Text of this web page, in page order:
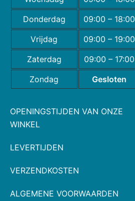
Donderdag
09:00 – 18:00
Vrijdag
09:00 – 19:00
Zaterdag
09:00 – 17:00
Zondag
Gesloten
OPENINGSTIJDEN VAN ONZE
WINKEL
LEVERTIJDEN
VERZENDKOSTEN
ALGEMENE VOORWAARDEN